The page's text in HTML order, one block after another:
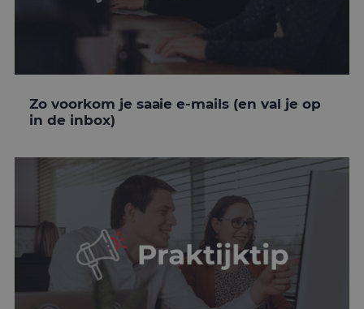
Zo voorkom je saaie e-mails (en val je op
in de inbox)